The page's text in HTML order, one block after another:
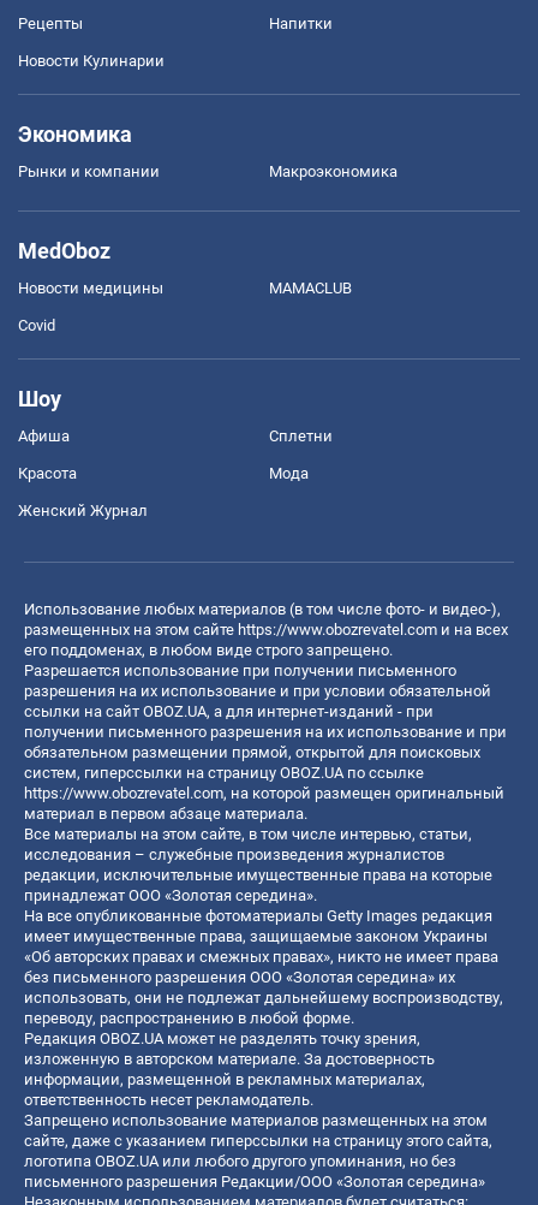
Рецепты Напитки
Новости Кулинарии
Экономика
Рынки и компании Mакроэкономика
MedOboz
Новости медицины MAMACLUB
Covid
Шоу
Афиша Сплетни
Красота Мода
Женский Журнал
Использование любых материалов (в том числе фото- и видео-),
размещенных на этом сайте https://www.obozrevatel.com и на всех
его поддоменах, в любом виде строго запрещено.
Разрешается использование при получении письменного
разрешения на их использование и при условии обязательной
ссылки на сайт OBOZ.UA, а для интернет-изданий - при
получении письменного разрешения на их использование и при
обязательном размещении прямой, открытой для поисковых
систем, гиперссылки на страницу OBOZ.UA по ссылке
https://www.obozrevatel.com, на которой размещен оригинальный
материал в первом абзаце материала.
Все материалы на этом сайте, в том числе интервью, статьи,
исследования – служебные произведения журналистов
редакции, исключительные имущественные права на которые
принадлежат ООО «Золотая середина».
На все опубликованные фотоматериалы Getty Images редакция
имеет имущественные права, защищаемые законом Украины
«Об авторских правах и смежных правах», никто не имеет права
без письменного разрешения ООО «Золотая середина» их
использовать, они не подлежат дальнейшему воспроизводству,
переводу, распространению в любой форме.
Редакция OBOZ.UA может не разделять точку зрения,
изложенную в авторском материале. За достоверность
информации, размещенной в рекламных материалах,
ответственность несет рекламодатель.
Запрещено использование материалов размещенных на этом
сайте, даже с указанием гиперссылки на страницу этого сайта,
логотипа OBOZ.UA или любого другого упоминания, но без
письменного разрешения Редакции/ООО «Золотая середина»